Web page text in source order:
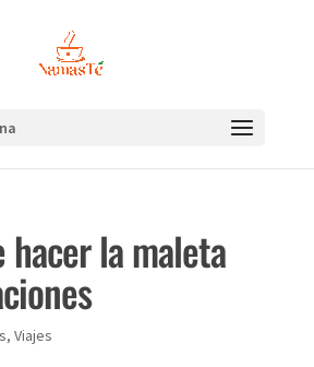
hacer la maleta
, Viajes